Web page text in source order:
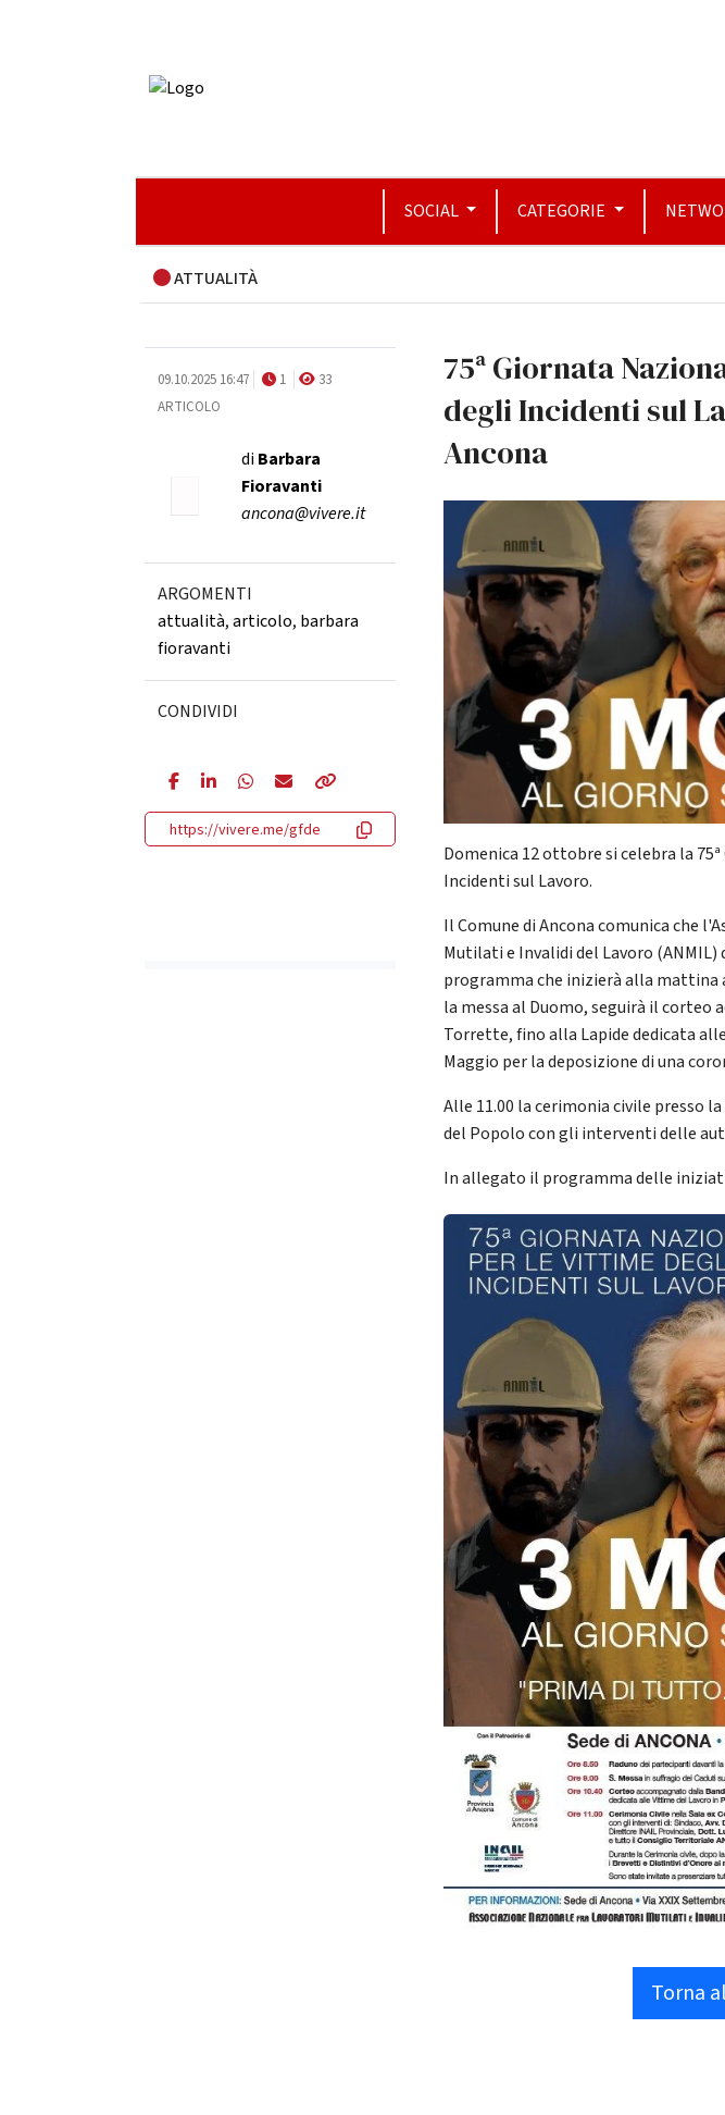
SOCIAL CATEGORIE
ATTUALITÀ
09.10.2025 16:47 1
33
ARTICOLO
diBarbara
Fioravanti
ancona@vivere.it
ARGOMENTI
attualità,articolo, barbara
fioravanti
CONDIVIDI
https://vivere.me/gfde
75ª Giornata
degli Incidenti sul
Ancona
Domenica 12 ottobre si celebra la
Incidenti sul Lavoro.
Il Comune di Ancona comunica che
Mutilati e Invalidi del Lavoro (ANMIL)
programma che inizierà alla mattina
la messa al Duomo, seguirà il corteo
Torrette, fino alla Lapide dedicata
Maggio per la deposizione di una
Alle 11.00 la cerimonia civile presso
del Popolo con gli interventi delle
In allegato il programma delle
Torna